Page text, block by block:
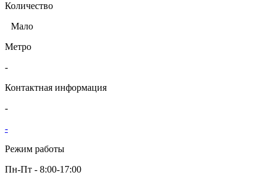
Количество
Мало
Метро
-
Контактная информация
-
-
Режим работы
Пн-Пт - 8:00-17:00